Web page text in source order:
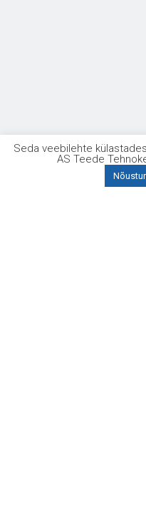
Seda veebilehte
AS Teede